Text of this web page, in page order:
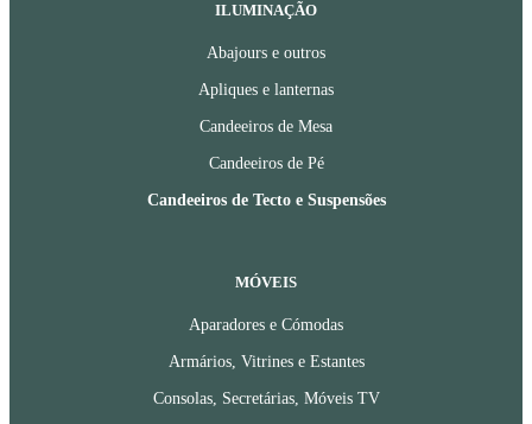
ILUMINAÇÃO
Abajours e outros
Apliques e lanternas
Candeeiros de Mesa
Candeeiros de Pé
Candeeiros de Tecto e Suspensões
MÓVEIS
Aparadores e Cómodas
Armários, Vitrines e Estantes
Consolas, Secretárias, Móveis TV